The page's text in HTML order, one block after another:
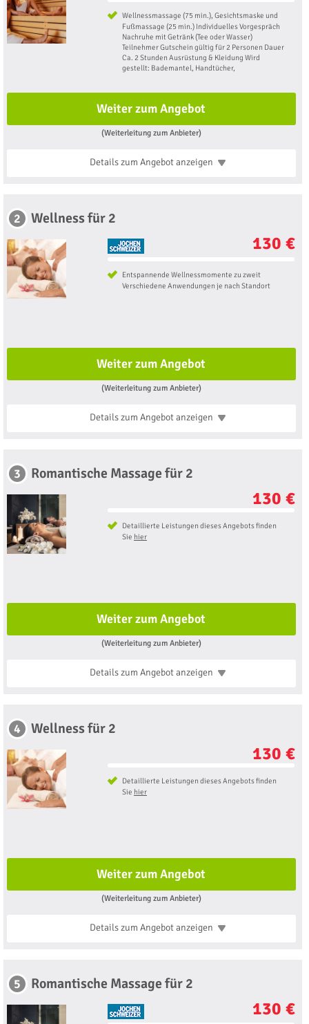
Wellnessmassage (75 min.), Gesichtsmaske und
Fußmassage (25 min.) Individuelles Vorgespräch
Nachruhe mit Getränk (Tee oder Wasser)
Teilnehmer Gutschein gültig für 2 Personen Dauer
Ca. 2 Stunden Ausrüstung & Kleidung Wird
gestellt: Bademantel, Handtücher,
Weiter zum Angebot
(Weiterleitung zum Anbieter)
Details zum Angebotanzeigen
2 Wellness für 2
130 €
Entspannende Wellnessmomente zu zweit
Verschiedene Anwendungen je nach Standort
Weiter zum Angebot
(Weiterleitung zum Anbieter)
Details zum Angebotanzeigen
3 Romantische Massage für 2
130 €
Detaillierte Leistungen dieses Angebots finden
Sie hier
Weiter zum Angebot
(Weiterleitung zum Anbieter)
Details zum Angebotanzeigen
4 Wellness für 2
130 €
Detaillierte Leistungen dieses Angebots finden
Sie hier
Weiter zum Angebot
(Weiterleitung zum Anbieter)
Details zum Angebotanzeigen
5 Romantische Massage für 2
130 €